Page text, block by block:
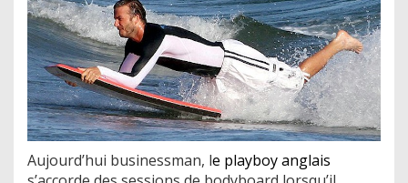
Aujourd’hui businessman, le playboy anglais